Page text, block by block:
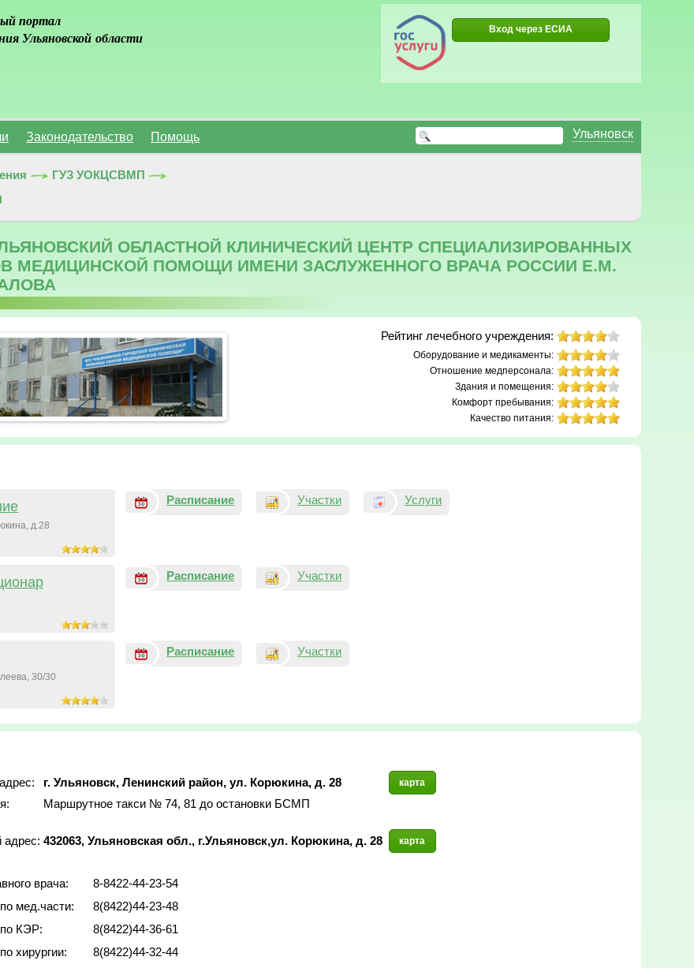
портал
Ульяновской области
Вход через ЕСИА
Ульяновск
Законодательство Помощь
ГУЗ УОКЦСВМП
ОБЛАСТНОЙ КЛИНИЧЕСКИЙ ЦЕНТР СПЕЦИАЛИЗИРОВАННЫХ
МЕДИЦИНСКОЙ ПОМОЩИ ИМЕНИ ЗАСЛУЖЕННОГО ВРАЧА РОССИИ Е.М.
Рейтинг лечебного учреждения:
Оборудование и медикаменты:
Отношение медперсонала:
Здания и помещения:
Комфорт пребывания:
Качество питания:
д.28
Расписание Участки Услуги
Расписание Участки
30/30
Расписание Участки
г. Ульяновск, Ленинский район, ул. Корюкина, д. 28 карта
Маршрутное такси № 74, 81 до остановки БСМП
адреc: 432063, Ульяновская обл., г.Ульяновск,ул. Корюкина, д. 28 карта
врача:
8-8422-44-23-54
мед.части:
8(8422)44-23-48
КЭР:
8(8422)44-36-61
хирургии:
8(8422)44-32-44